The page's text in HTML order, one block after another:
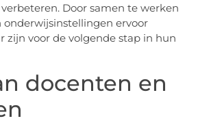
Door samen te werken
ervoor
zijn voor de volgende stap in hun
docenten en